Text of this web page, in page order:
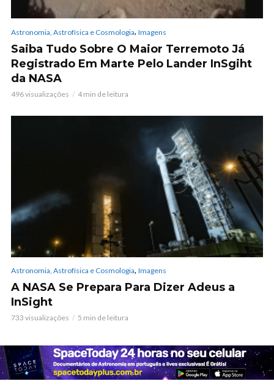
Astronomia, Astrofísica e Cosmologia, Imagens
Saiba Tudo Sobre O Maior Terremoto Já
Registrado Em Marte Pelo Lander InSgiht
da NASA
496 visualizações 4 min de leitura
Astronomia, Astrofísica e Cosmologia, Imagens
A NASA Se Prepara Para Dizer Adeus a
InSight
733 visualizações 5 min de leitura